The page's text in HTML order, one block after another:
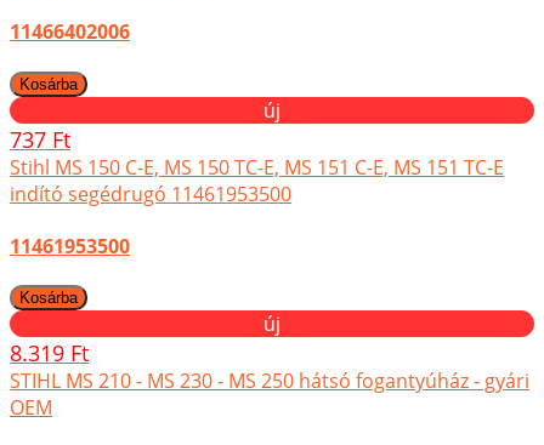
11466402006
új
737 Ft
Stihl MS 150 C-E, MS 150 TC-E, MS 151 C-E, MS 151 TC-E
indító segédrugó 11461953500
11461953500
új
8.319 Ft
STIHL MS 210 - MS 230 - MS 250 hátsó fogantyúház - gyári
OEM